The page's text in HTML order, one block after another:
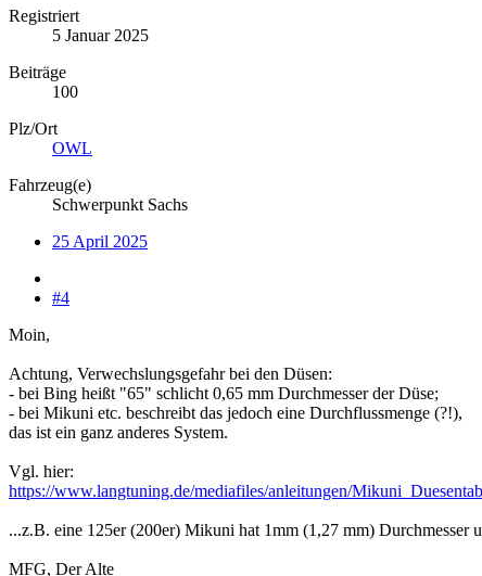
Registriert
5 Januar 2025
Beiträge
100
Plz/Ort
OWL
Fahrzeug(e)
Schwerpunkt Sachs
25 April 2025
#4
Moin,
Achtung, Verwechslungsgefahr bei den Düsen:
- bei Bing heißt "65" schlicht 0,65 mm Durchmesser der Düse;
- bei Mikuni etc. beschreibt das jedoch eine Durchflussmenge (?!),
das ist ein ganz anderes System.
Vgl. hier:
https://www.langtuning.de/mediafiles/anleitungen/
...z.B. eine 125er (200er) Mikuni hat 1mm (1,27 mm) Durchmesser
MFG, Der Alte